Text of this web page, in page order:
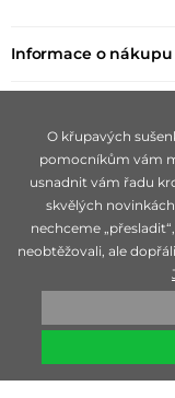
Informace o nákupu
Zůstaňte s námi v
Zaměřujeme se na
bio,
©
O křupavých
pomocníkům vám
usnadnit vám řadu
skvělých
nechceme
neobtěžovali, ale